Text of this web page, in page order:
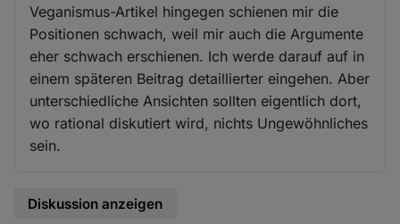
Veganismus-Artikel hingegen schienen mir die
Positionen schwach, weil mir auch die Argumente
eher schwach erschienen. Ich werde darauf auf in
einem späteren Beitrag detaillierter eingehen. Aber
unterschiedliche Ansichten sollten eigentlich dort,
wo rational diskutiert wird, nichts Ungewöhnliches
sein.
Diskussion anzeigen